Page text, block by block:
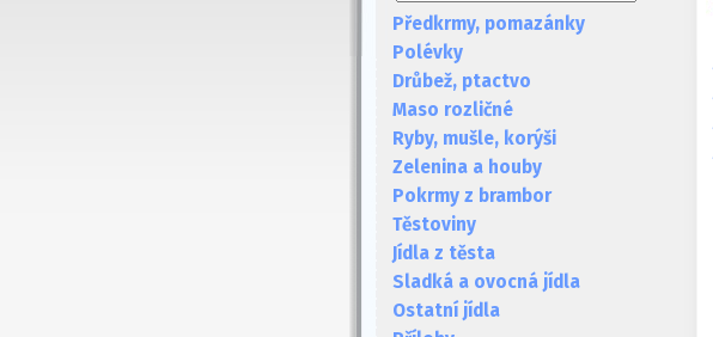
Předkrmy, pomazánky
Polévky
Drůbež, ptactvo
Maso rozličné
Ryby, mušle, korýši
Zelenina a houby
Pokrmy z brambor
Těstoviny
Jídla z těsta
Sladká a ovocná jídla
Ostatní jídla